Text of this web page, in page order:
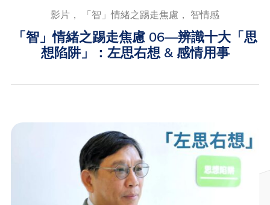
影片， 「智」情緒之踢走焦慮， 智情感
「智」情緒之踢走焦慮 06—辨識十大「思
想陷阱」：左思右想 & 感情用事